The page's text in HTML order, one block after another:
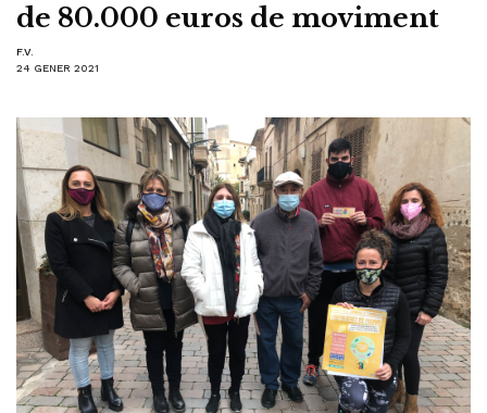
de 80.000 euros de moviment
F.V.
24 GENER 2021